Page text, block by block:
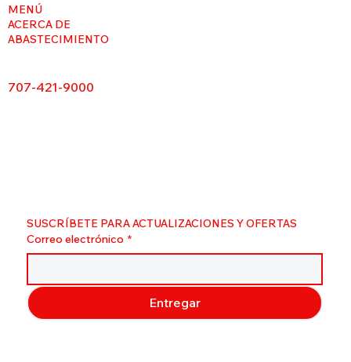
MENÚ
ACERCA DE
ABASTECIMIENTO
707-421-9000
SUSCRÍBETE PARA ACTUALIZACIONES Y OFERTAS
Correo electrónico *
Entregar